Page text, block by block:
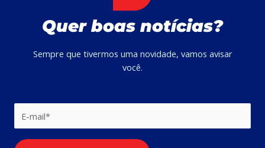
Quer boas notícias?
Sempre que tivermos uma novidade, vamos avisar
você.